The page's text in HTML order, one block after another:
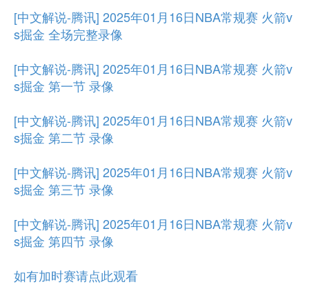
[中文解说-腾讯] 2025年01月16日NBA常规赛 火箭v
s掘金 全场完整录像
[中文解说-腾讯] 2025年01月16日NBA常规赛 火箭v
s掘金 第一节 录像
[中文解说-腾讯] 2025年01月16日NBA常规赛 火箭v
s掘金 第二节 录像
[中文解说-腾讯] 2025年01月16日NBA常规赛 火箭v
s掘金 第三节 录像
[中文解说-腾讯] 2025年01月16日NBA常规赛 火箭v
s掘金 第四节 录像
如有加时赛请点此观看